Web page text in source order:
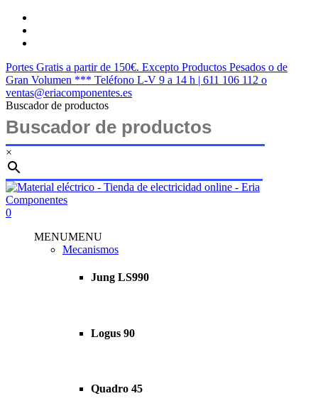
Saltar
contenido
Portes Gratis a partir de 150€. Excepto Productos Pesados o de
Gran Volumen *** Teléfono L-V 9 a 14 h | 611 106 112 o
ventas@eriacomponentes.es
Buscador de productos
×
Cerrar
búsqueda
buscar
account
0
MENUMENU
Mecanismos
Jung LS990
Logus 90
Quadro 45